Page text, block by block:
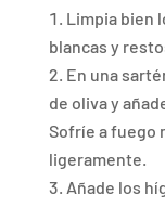
Limpia bien
blancas y
En una
de oliva y
Sofríe a fuego
ligeramente.
Añade los